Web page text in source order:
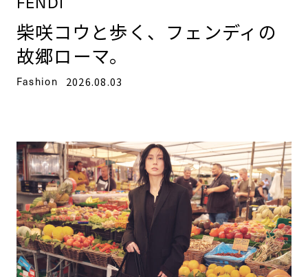
柴咲コウと歩く、フェンディの
故郷ローマ。
Fashion 2026.08.03